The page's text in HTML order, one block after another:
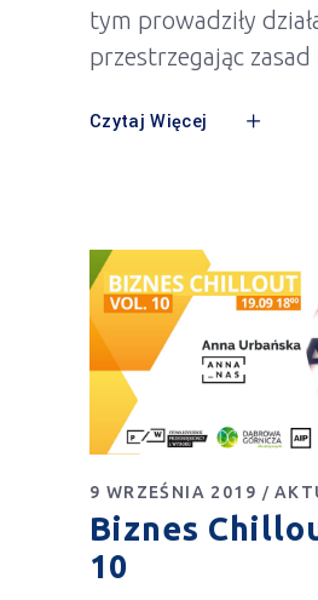
tym prowadziły
przestrzegając zasad
Czytaj Więcej
9 WRZEŚNIA 2019
Biznes
10